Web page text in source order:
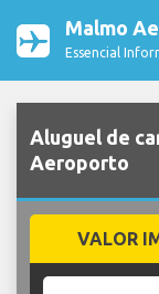
Malmo
Essencial
Aluguel de
Aeroporto
VALOR